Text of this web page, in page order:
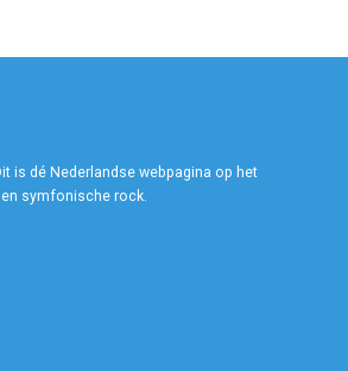
is dé Nederlandse webpagina op het
symfonische rock.